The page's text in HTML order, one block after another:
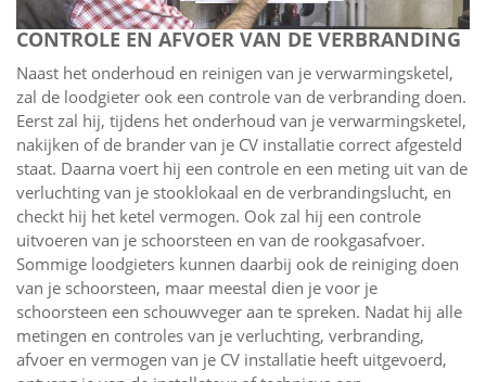
CONTROLE EN AFVOER VAN DE VERBRANDING
Naast het onderhoud en reinigen van je verwarmingsketel,
zal de loodgieter ook een controle van de verbranding doen.
Eerst zal hij, tijdens het onderhoud van je verwarmingsketel,
nakijken of de brander van je CV installatie correct afgesteld
staat. Daarna voert hij een controle en een meting uit van de
verluchting van je stooklokaal en de verbrandingslucht, en
checkt hij het ketel vermogen. Ook zal hij een controle
uitvoeren van je schoorsteen en van de rookgasafvoer.
Sommige loodgieters kunnen daarbij ook de reiniging doen
van je schoorsteen, maar meestal dien je voor je
schoorsteen een schouwveger aan te spreken. Nadat hij alle
metingen en controles van je verluchting, verbranding,
afvoer en vermogen van je CV installatie heeft uitgevoerd,